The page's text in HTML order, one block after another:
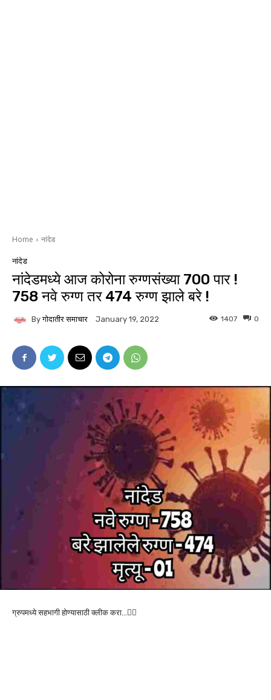
Home नांदेड
नांदेड
नांदेडमध्ये आज कोरोना रुग्णसंख्या 700 पार !
758 नवे रुग्ण तर 474 रुग्ण झाले बरे !
By गोदातीर समाचार January 19, 2022 0
1407
ग्रुपमध्ये सहभागी होण्यासाठी क्लीक करा…👆🏻